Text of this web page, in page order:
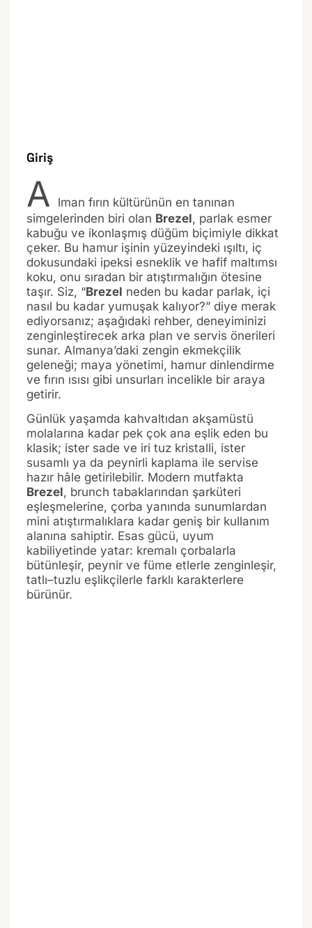
Giriş
A
lman fırın kültürünün en tanınan
simgelerinden biri olan Brezel, parlak esmer
kabuğu ve ikonlaşmış düğüm biçimiyle dikkat
çeker. Bu hamur işinin yüzeyindeki ışıltı, iç
dokusundaki ipeksi esneklik ve hafif maltımsı
koku, onu sıradan bir atıştırmalığın ötesine
taşır. Siz, “Brezel neden bu kadar parlak, içi
nasıl bu kadar yumuşak kalıyor?” diye merak
ediyorsanız; aşağıdaki rehber, deneyiminizi
zenginleştirecek arka plan ve servis önerileri
sunar. Almanya’daki zengin ekmekçilik
geleneği; maya yönetimi, hamur dinlendirme
ve fırın ısısı gibi unsurları incelikle bir araya
getirir.
Günlük yaşamda kahvaltıdan akşamüstü
molalarına kadar pek çok ana eşlik eden bu
klasik; ister sade ve iri tuz kristalli, ister
susamlı ya da peynirli kaplama ile servise
hazır hâle getirilebilir. Modern mutfakta
Brezel, brunch tabaklarından şarküteri
eşleşmelerine, çorba yanında sunumlardan
mini atıştırmalıklara kadar geniş bir kullanım
alanına sahiptir. Esas gücü, uyum
kabiliyetinde yatar: kremalı çorbalarla
bütünleşir, peynir ve füme etlerle zenginleşir,
tatlı–tuzlu eşlikçilerle farklı karakterlere
bürünür.